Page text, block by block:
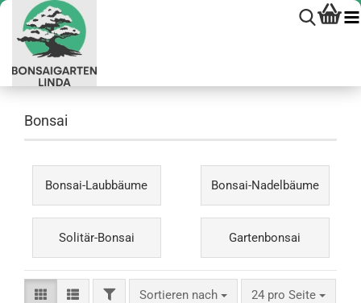
Bonsai
Bonsai-Laubbäume Bonsai-Nadelbäume
Solitär-Bonsai Gartenbonsai
FILTERSortieren nach
Sortieren nach 24 pro Seite
pro Seite